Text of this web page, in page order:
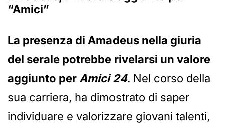
“Amici”
La presenza di Amadeus nella giuria
del serale potrebbe rivelarsi un valore
aggiunto per Amici 24. Nel corso della
sua carriera, ha dimostrato di saper
individuare e valorizzare giovani talenti,